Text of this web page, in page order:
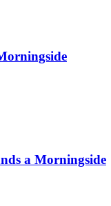
a Morningside